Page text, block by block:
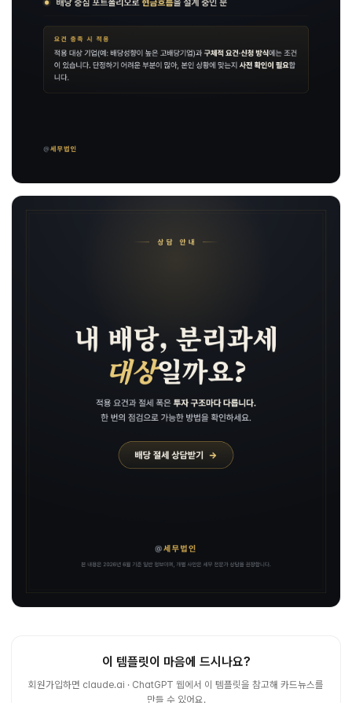
이 템플릿이 마음에 드시나요?
회원가입하면 claude.ai · ChatGPT 웹에서 이 템플릿을 참고해 카드뉴스를
만들 수 있어요.